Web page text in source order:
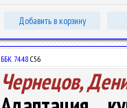
Добавить в корзину
ББК 74.48 С56
Чернецов,